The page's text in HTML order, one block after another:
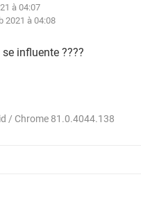
à 04:07
2021 à 04:08
influente ????
/ Chrome 81.0.4044.138